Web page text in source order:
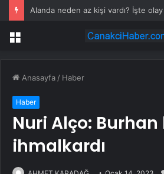
Menü
Anasayfa / Haber
Haber
Nuri Alço: Burhan
ihmalkardı